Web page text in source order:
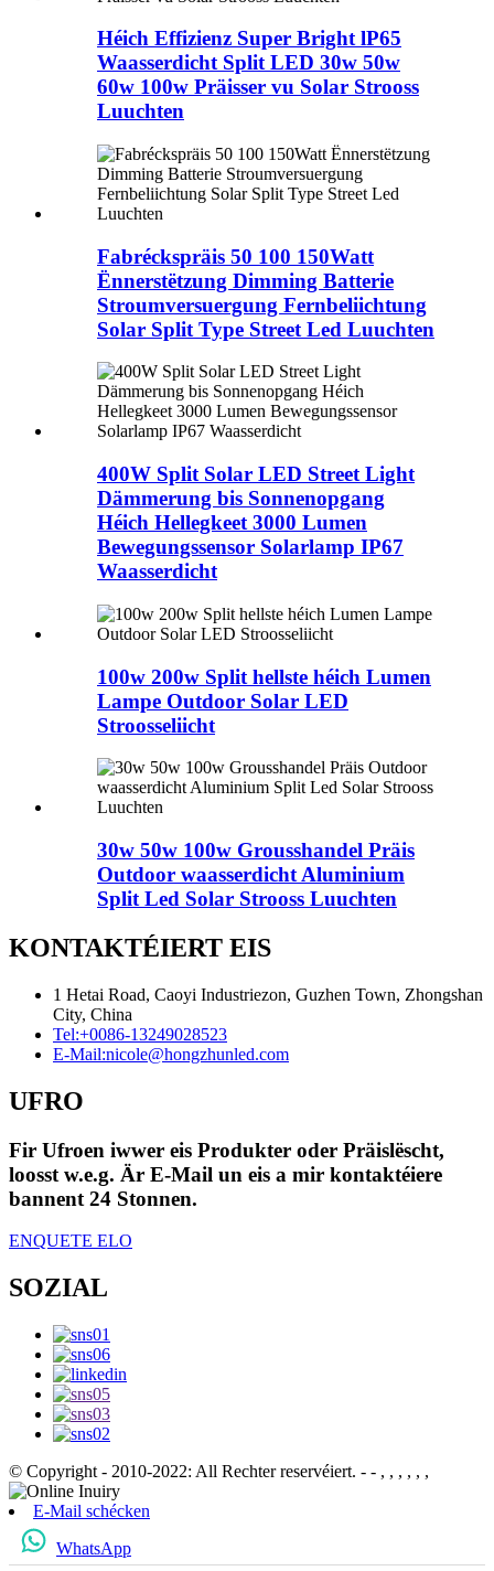
Héich Effizienz Super Bright lP65
Waasserdicht Split LED 30w 50w
60w 100w Präisser vu Solar Strooss
Luuchten
Fabréckspräis 50 100 150Watt
Ënnerstëtzung Dimming Batterie
Stroumversuergung Fernbeliichtung
Solar Split Type Street Led Luuchten
400W Split Solar LED Street Light
Dämmerung bis Sonnenopgang
Héich Hellegkeet 3000 Lumen
Bewegungssensor Solarlamp IP67
Waasserdicht
100w 200w Split hellste héich Lumen
Lampe Outdoor Solar LED
Stroosseliicht
30w 50w 100w Grousshandel Präis
Outdoor waasserdicht Aluminium
Split Led Solar Strooss Luuchten
KONTAKTÉIERT EIS
1 Hetai Road, Caoyi Industriezon, Guzhen Town, Zhongshan
City, China
Tel:+0086-13249028523
E-Mail:nicole@hongzhunled.com
UFRO
Fir Ufroen iwwer eis Produkter oder Präislëscht,
loosst w.e.g. Är E-Mail un eis a mir kontaktéiere
bannent 24 Stonnen.
ENQUETE ELO
SOZIAL
© Copyright - 2010-2022: All Rechter reservéiert. - - , , , , , ,
E-Mail schécken
WhatsApp